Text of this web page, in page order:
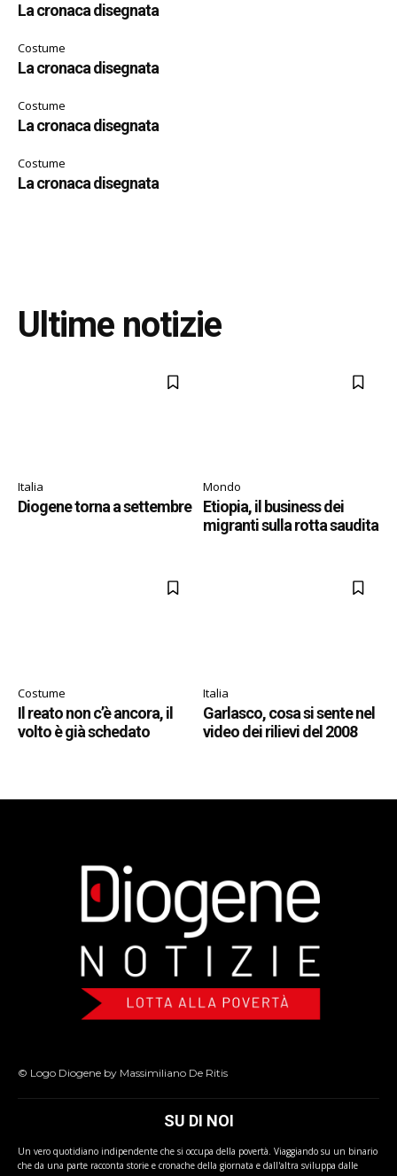
La cronaca disegnata
Costume
La cronaca disegnata
Costume
La cronaca disegnata
Costume
La cronaca disegnata
Ultime notizie
Italia
Diogene torna a settembre
Mondo
Etiopia, il business dei
migranti sulla rotta saudita
Costume
Il reato non c’è ancora, il
volto è già schedato
Italia
Garlasco, cosa si sente nel
video dei rilievi del 2008
© Logo Diogene by Massimiliano De Ritis
SU DI NOI
Un vero quotidiano indipendente che si occupa della povertà. Viaggiando su un binario
che da una parte racconta storie e cronache della giornata e dall'altra sviluppa dalle